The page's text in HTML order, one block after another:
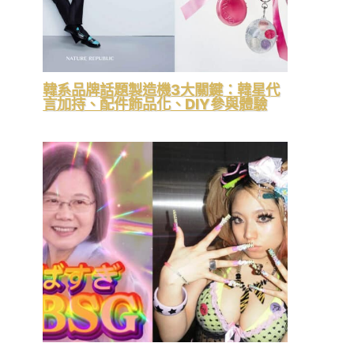
韓系品牌話題製造機3大關鍵：韓星代
言加持、配件飾品化、DIY參與體驗